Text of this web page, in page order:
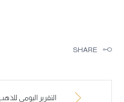
SHARE
التقرير اليومي للذهب